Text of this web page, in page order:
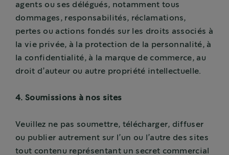
agents ou ses délégués, notamment tous
dommages, responsabilités, réclamations,
pertes ou actions fondés sur les droits associés à
la vie privée, à la protection de la personnalité, à
la confidentialité, à la marque de commerce, au
droit d’auteur ou autre propriété intellectuelle.
4. Soumissions à nos sites
Veuillez ne pas soumettre, télécharger, diffuser
ou publier autrement sur l’un ou l’autre des sites
tout contenu représentant un secret commercial